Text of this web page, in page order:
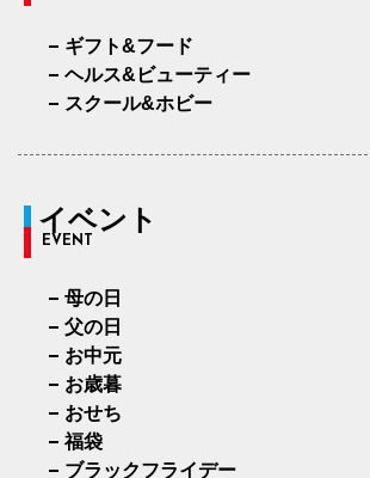
ギフト&フード
ヘルス&ビューティー
スクール&ホビー
イベント
EVENT
母の日
父の日
お中元
お歳暮
おせち
福袋
ブラックフライデー